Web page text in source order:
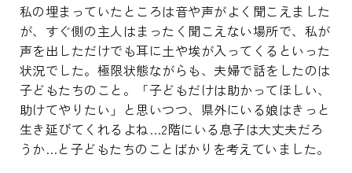
私の埋まっていたところは音や声がよく聞こえました
が、すぐ側の主人はまったく聞こえない場所で、私が
声を出しただけでも耳に土や埃が入ってくるといった
状況でした。極限状態ながらも、夫婦で話をしたのは
子どもたちのこと。「子どもだけは助かってほしい、
助けてやりたい」と思いつつ、県外にいる娘はきっと
生き延びてくれるよね…2階にいる息子は大丈夫だろ
うか…と子どもたちのことばかりを考えていました。